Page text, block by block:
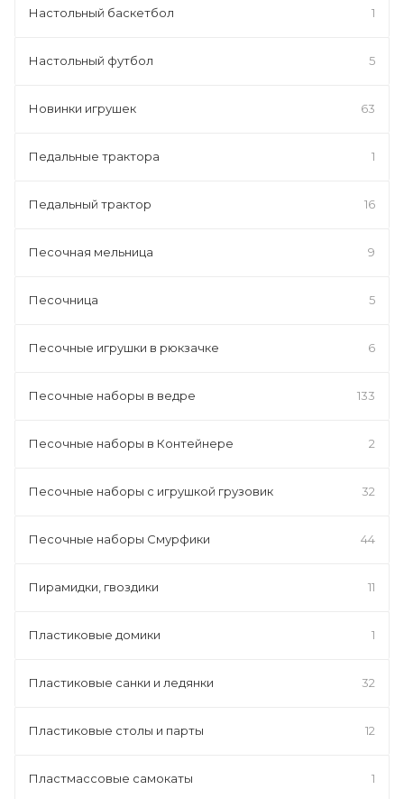
Настольный баскетбол 1
Настольный футбол 5
Новинки игрушек 63
Педальные трактора 1
Педальный трактор 16
Песочная мельница 9
Песочница 5
Песочные игрушки в рюкзачке 6
Песочные наборы в ведре 133
Песочные наборы в Контейнере 2
Песочные наборы с игрушкой грузовик 32
Песочные наборы Смурфики 44
Пирамидки, гвоздики 11
Пластиковые домики 1
Пластиковые санки и ледянки 32
Пластиковые столы и парты 12
Пластмассовые самокаты 1